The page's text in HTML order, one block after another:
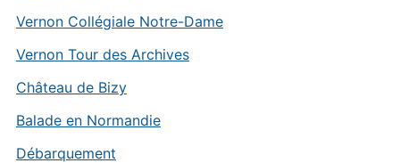
Vernon Collégiale Notre-Dame
Vernon Tour des Archives
Château de Bizy
Balade en Normandie
Débarquement